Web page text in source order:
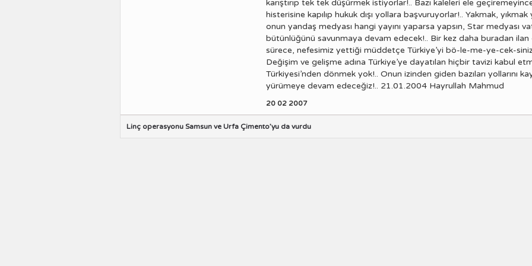
karıştırıp tek tek düşürmek istiyorlar!.. Bazı kaleleri ele
histerisine kapılıp hukuk dışı yollara başvuruyorlar!.. Yakmak,
onun yandaş medyası hangi yayını yaparsa yapsın, Star medyası
bütünlüğünü savunmaya devam edecek!.. Bir kez daha buradan
sürece, nefesimiz yettiği müddetçe Türkiye’yi bö-le-me-ye-cek-
Değişim ve gelişme adına Türkiye’ye dayatılan hiçbir tavizi kabul
Türkiyesi’nden dönmek yok!.. Onun izinden giden bazıları yollarını
yürümeye devam edeceğiz!.. 21.01.2004 Hayrullah Mahmud
20 02 2007
Linç operasyonu Samsun ve Urfa Çimento’yu da vurdu